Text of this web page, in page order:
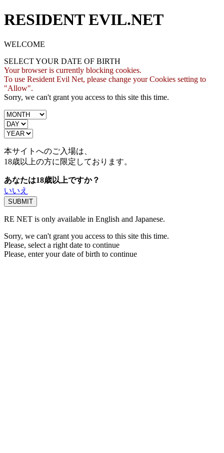
RESIDENT EVIL.NET
WELCOME
SELECT YOUR DATE OF BIRTH
Your browser is currently blocking cookies.
To use Resident Evil Net, please change your Cookies setting to
"Allow".
Sorry, we can't grant you access to this site this time.
本サイトへのご入場は、
18歳以上の方に限定しております。
あなたは18歳以上ですか？
いいえ
RE NET is only available in English and Japanese.
Sorry, we can't grant you access to this site this time.
Please, select a right date to continue
Please, enter your date of birth to continue